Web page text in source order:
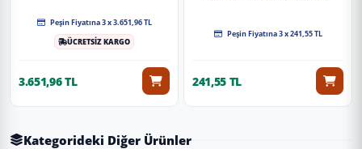
Peşin Fiyatına 3 x 3.651,96 TL
ÜCRETSİZ KARGO
3.651,96 TL
Peşin Fiyatına 3 x 241,55 TL
241,55 TL
Kategorideki Diğer Ürünler